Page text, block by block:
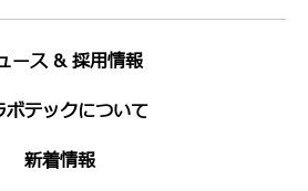
ース & 採用情報
ボテックについて
新着情報